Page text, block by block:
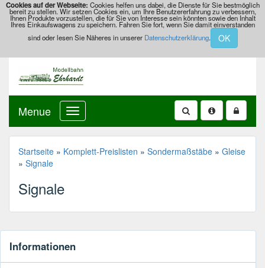
Cookies auf der Webseite: Cookies helfen uns dabei, die Dienste für Sie bestmöglich
bereit zu stellen. Wir setzen Cookies ein, um Ihre Benutzererfahrung zu verbessern,
Ihnen Produkte vorzustellen, die für Sie von Interesse sein könnten sowie den Inhalt
Ihres Einkaufswagens zu speichern. Fahren Sie fort, wenn Sie damit einverstanden
sind oder lesen Sie Näheres in unserer Datenschutzerklärung. OK
Menue
Startseite » Komplett-Preislisten » Sondermaßstäbe » Gleise
» Signale
Signale
Informationen